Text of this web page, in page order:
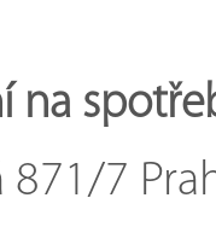
na
7